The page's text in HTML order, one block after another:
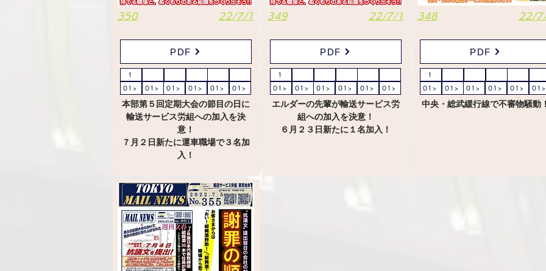
350 22/7/1
PDF
1
01> 01> 01> 01> 01> 01>
本部第５回定期大会の節目の日に
輸送サービス労組への加入を決
意！
７月２日新たに運車職場で３名加
入！
349 22/7/1
PDF
1
01> 01> 01> 01> 01> 01>
エルダーの先輩が輸送サービス労
組への加入を決意！
６月２３日新たに１名加入！
348 22/
PDF
1
01> 01> 01> 01> 01> 01>
中央・総武緩行線で不審物騒動